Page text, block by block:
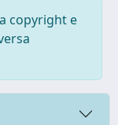
copyright e